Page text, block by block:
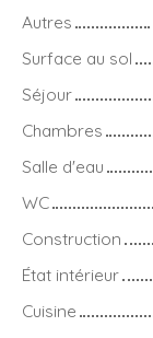
Autres
Surface au sol
Séjour
Chambres
Salle d'eau
WC
Construction
État intérieur
Cuisine